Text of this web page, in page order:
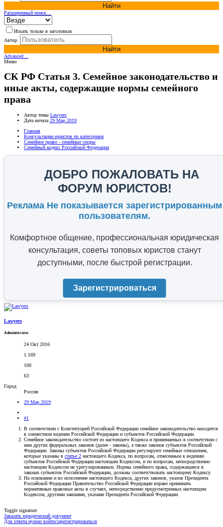
Найти
Расширенный поиск…
Искать только в заголовках
Автор:
Найти
Advanced…
Меню
СК РФ Статья 3. Семейное законодательство и
иные акты, содержащие нормы семейного
права
Автор темы Lawyers
Дата начала 29 Мар 2019
Главная
Консультации юристов по категориям
Семейное право - семейные споры
Семейный кодекс Российской Федерации
ДОБРО ПОЖАЛОВАТЬ НА
ФОРУМ ЮРИСТОВ!
Реклама Не показывается зарегистрированным
пользователям.
Комфортное общение, профессиональная юридическая
консультация, советы топовых юристов станут
доступными, после быстрой регистрации.
Зарегистрироваться
Lawyers
Administrator
24 Окт 2016
1.169
100
63
Город
Россия
29 Мар 2019
#1
В соответствии с Конституцией Российской Федерации семейное законодательство находится
в совместном ведении Российской Федерации и субъектов Российской Федерации.
Семейное законодательство состоит из настоящего Кодекса и принимаемых в соответствии с
ним других федеральных законов (далее - законы), а также законов субъектов Российской
Федерации. Законы субъектов Российской Федерации регулируют семейные отношения,
которые указаны в статье 2 настоящего Кодекса, по вопросам, отнесенным к ведению
субъектов Российской Федерации настоящим Кодексом, и по вопросам, непосредственно
настоящим Кодексом не урегулированным. Нормы семейного права, содержащиеся в
законах субъектов Российской Федерации, должны соответствовать настоящему Кодексу.
На основании и во исполнение настоящего Кодекса, других законов, указов Президента
Российской Федерации Правительство Российской Федерации вправе принимать
нормативные правовые акты в случаях, непосредственно предусмотренных настоящим
Кодексом, другими законами, указами Президента Российской Федерации.
Toggle signature
Заказать юридический документ
Для ответа нужно войти/зарегистрироваться